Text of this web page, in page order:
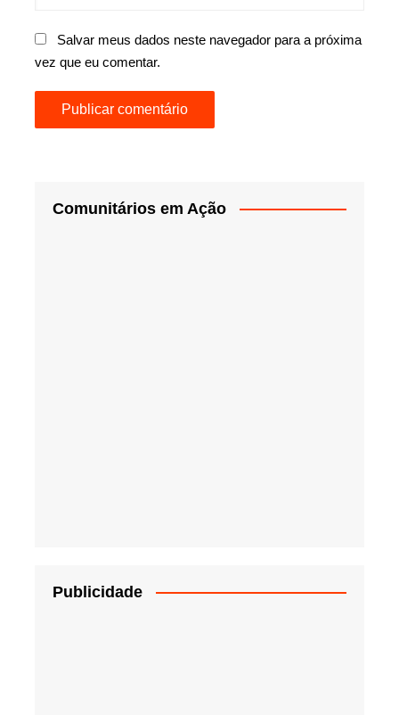
Salvar meus dados neste navegador para a próxima
vez que eu comentar.
Comunitários em Ação
Publicidade